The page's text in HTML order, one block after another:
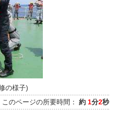
の様子)
このページの所要時間： 約 1分2秒